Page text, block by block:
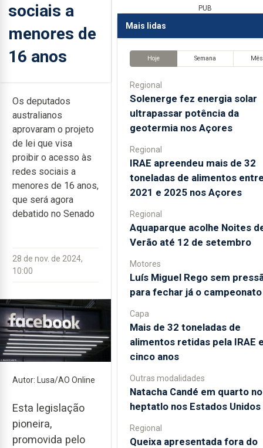
sociais a
menores de
16 anos
Os deputados
australianos
aprovaram o projeto
de lei que visa
proibir o acesso às
redes sociais a
menores de 16 anos,
que será agora
debatido no Senado
28 de nov. de 2024,
10:00
Autor: Lusa/AO Online
Esta legislação
pioneira,
promovida pelo
PUB
Mais lidas
Hoje Semana Mês
Regional
Solenerge fez energia solar
ultrapassar potência da
geotermia nos Açores
Regional
IRAE apreendeu mais de 32
toneladas de alimentos
2021 e 2025 nos Açores
Regional
Aquaparque acolhe Noites
Verão até 12 de setembro
Motores
Luís Miguel Rego sem
para fechar já o campeonato
Capa
Mais de 32 toneladas de
alimentos retidas pela IRAE
cinco anos
Outras modalidades
Natacha Candé em quarto no
heptatlo nos Estados Unidos
Regional
Queixa apresentada fora do